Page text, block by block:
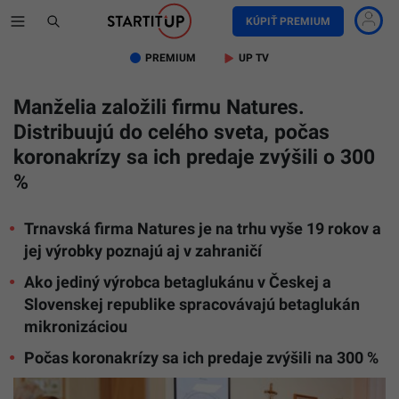
KÚPIŤ PREMIUM
PREMIUM UP TV
Manželia založili firmu Natures.
Distribuujú do celého sveta, počas
koronakrízy sa ich predaje zvýšili o 300
%
Trnavská firma Natures je na trhu vyše 19 rokov a
jej výrobky poznajú aj v zahraničí
Ako jediný výrobca betaglukánu v Českej a
Slovenskej republike spracovávajú betaglukán
mikronizáciou
Počas koronakrízy sa ich predaje zvýšili na 300 %